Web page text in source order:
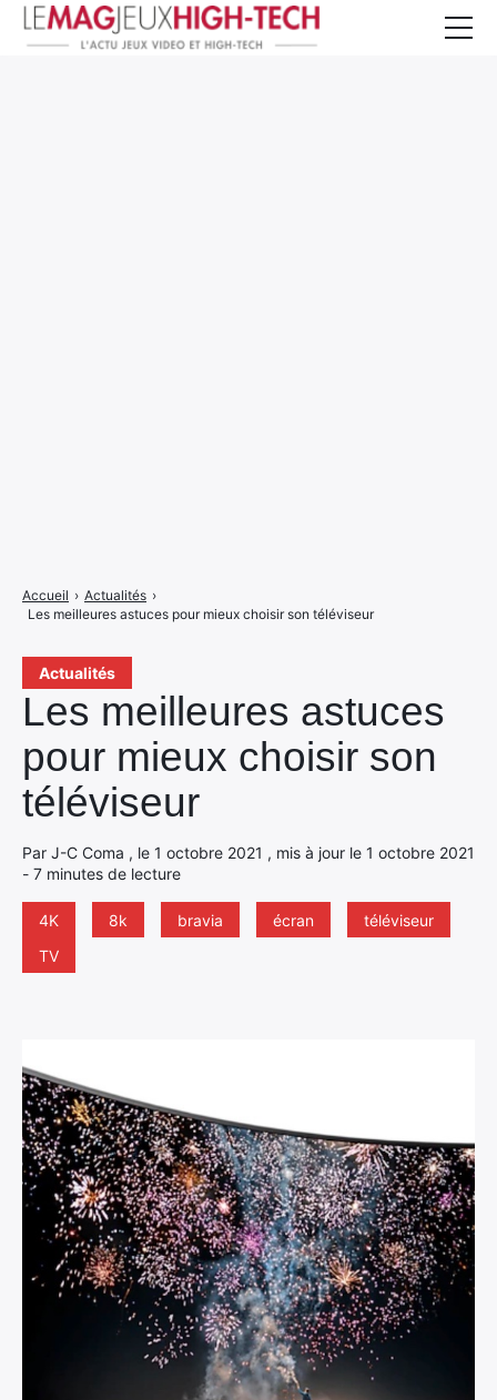
Actualités
Les meilleures astuces
pour mieux choisir son
téléviseur
Par J-C Coma , le 1 octobre 2021 , mis à jour le 1 octobre 2021
- 7 minutes de lecture
4K 8k bravia écran
téléviseur
TV
Accueil › Actualités ›
Les meilleures astuces pour mieux choisir son téléviseur